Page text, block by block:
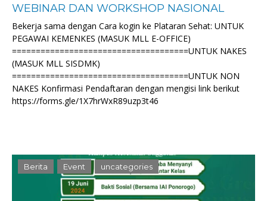
WEBINAR DAN WORKSHOP NASIONAL
Bekerja sama dengan Cara kogin ke Plataran Sehat: UNTUK
PEGAWAI KEMENKES (MASUK MLL E-OFFICE)
=====================================UNTUK NAKES
(MASUK MLL SISDMK)
=====================================UNTUK NON
NAKES Konfirmasi Pendaftaran dengan mengisi link berikut
https://forms.gle/1X7hrWxR89uzp3t46
Berita Event uncategories